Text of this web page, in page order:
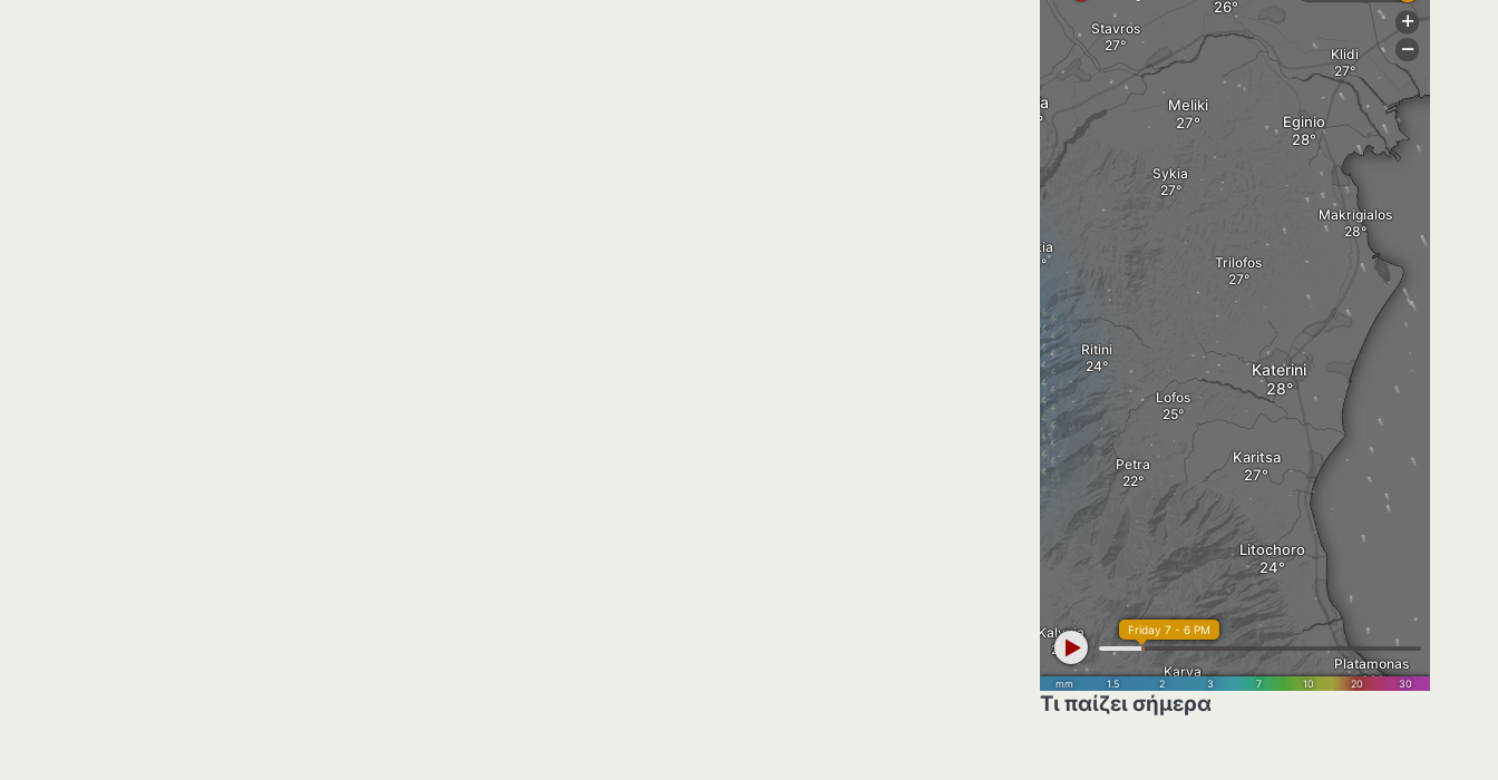
Τι παίζει σήμερα